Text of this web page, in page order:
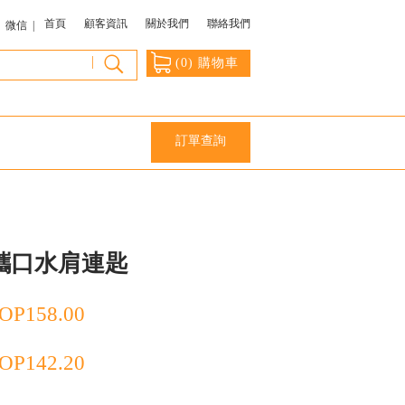
微信 | 首頁 顧客資訊 關於我們 聯絡我們
(0) 購物車
|
訂單查詢
口水肩連匙
158.00
142.20